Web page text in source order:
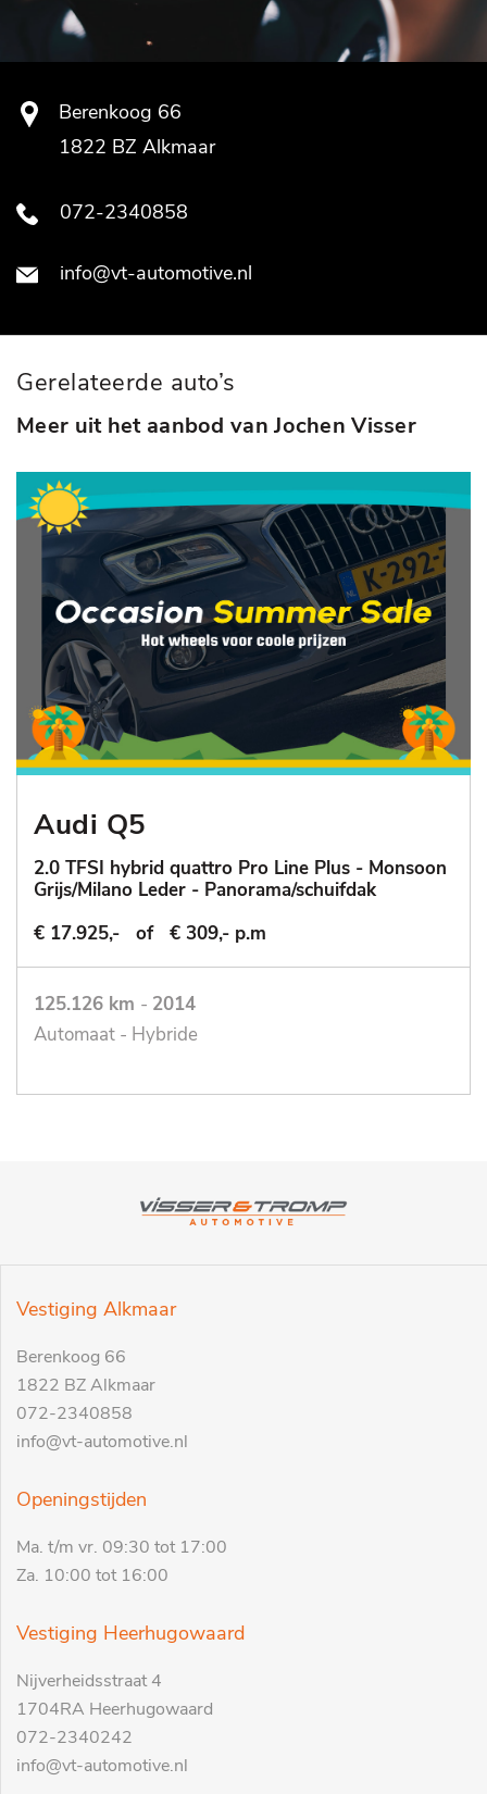
Berenkoog 66
1822 BZ Alkmaar
072-2340858
info@vt-automotive.nl
Gerelateerde auto’s
Meer uit het aanbod van Jochen Visser
Audi Q5
2.0 TFSI hybrid quattro Pro Line Plus - Monsoon
Grijs/Milano Leder - Panorama/schuifdak
€ 17.925,-
of € 309,- p.m
125.126 km - 2014
Automaat - Hybride
Vestiging Alkmaar
Berenkoog 66
1822 BZ Alkmaar
072-2340858
info@vt-automotive.nl
Openingstijden
Ma. t/m vr. 09:30 tot 17:00
Za. 10:00 tot 16:00
Vestiging Heerhugowaard
Nijverheidsstraat 4
1704RA Heerhugowaard
072-2340242
info@vt-automotive.nl